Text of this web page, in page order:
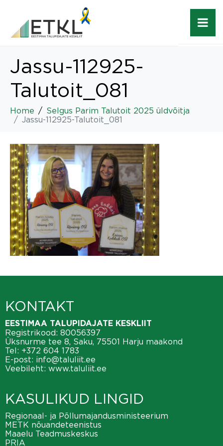
Jassu-112925-
Talutoit_081
Home
Selgus Parim Talutoit 2025 üldvõitja
Jassu-112925-Talutoit_081
KONTAKT
EESTIMAA TALUPIDAJATE KESKLIIT
Registrikood: 80056397
Üksnurme tee 8, Saku, 75501 Harju maakond
Tel: +372 604 1783
E-post: info@taluliit.ee
Veebileht: www.taluliit.ee
KASULIKUD LINGID
Regionaal- ja Põllumajandusministeerium
METK nõuandeteenistus
Maaelu Teadmuskeskus
PRIA